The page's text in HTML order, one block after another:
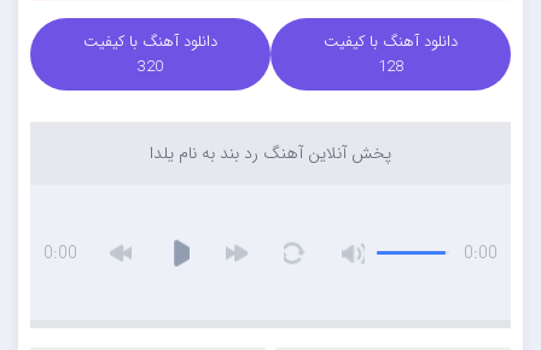
دانلود آهنگ با کیفیت
128
دانلود آهنگ با کیفیت
320
پخش آنلاین آهنگ رد بند به نام یلدا
0:00
0:00